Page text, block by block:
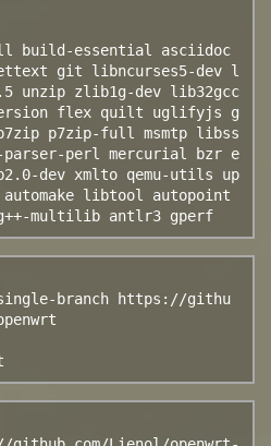
build-essential asciidoc
git libncurses5-dev l
unzip zlib1g-dev lib32gcc
flex quilt uglifyjs g
p7zip-full msmtp libss
perl mercurial bzr e
dev xmlto qemu-utils up
libtool autopoint
multilib antlr3 gperf
branch https://githu